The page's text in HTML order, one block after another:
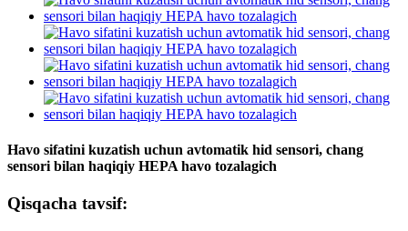
Havo sifatini kuzatish uchun avtomatik hid sensori, chang
sensori bilan haqiqiy HEPA havo tozalagich
Qisqacha tavsif: